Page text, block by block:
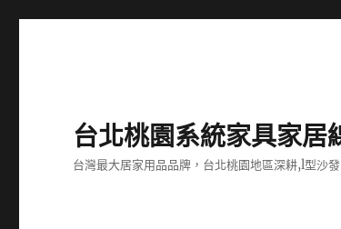
台北桃園系統家具家居
台灣最大居家用品品牌，台北桃園地區深耕,l型沙